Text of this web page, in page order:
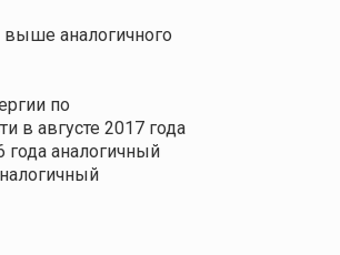
выше аналогичного
по
в августе 2017 года
года аналогичный